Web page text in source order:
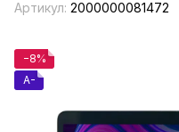
Артикул: 2000000081472
−8%
A-